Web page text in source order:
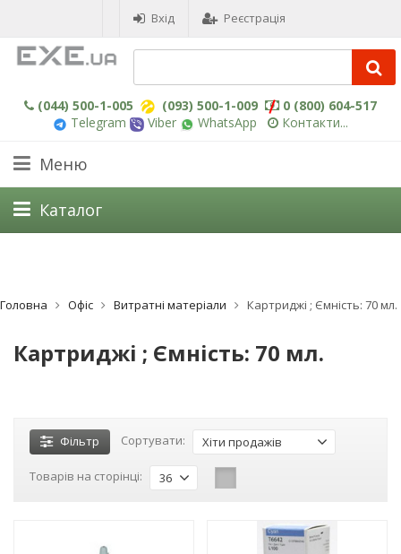
Вхід Реєстрація
(044) 500-1-005 (093) 500-1-009
0 (800) 604-517
Telegram
Viber WhatsApp Контакти...
Меню
Каталог
Головна Офіс Витратні матеріали Картриджі ; Ємність: 70 мл.
Картриджі ; Ємність: 70 мл.
Фільтр Сортувати: Хіти продажів
Товарів на сторінці: 36